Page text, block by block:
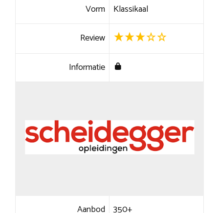
Vorm Klassikaal
Review
Informatie
Aanbod 350+